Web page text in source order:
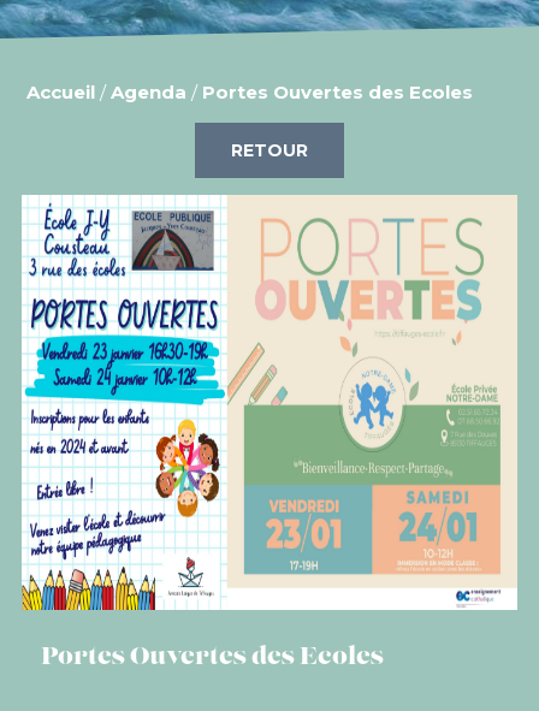
Accueil /Agenda / Portes Ouvertes des Ecoles
RETOUR
Portes Ouvertes des Ecoles